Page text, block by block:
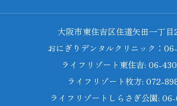
大阪市東住吉区住道矢田一丁目
おにぎりデンタルクリニック：
ライフリゾート東住吉: 06-
ライフリゾート枚方: 072-
ライフリゾートしらさぎ公園: